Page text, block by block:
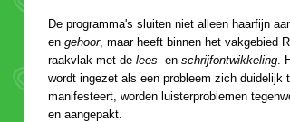
De programma's sluiten niet alleen haarfijn
en
, maar heeft binnen het vakgebied
raakvlak met de lees- en
.
wordt ingezet als een probleem zich duidelijk
manifesteert, worden luisterproblemen
en aangepakt.